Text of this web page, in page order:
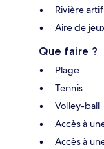
Rivière
Aire de
Que faire ?
Plage
Tennis
Volley-ball
Accès à
Accès à